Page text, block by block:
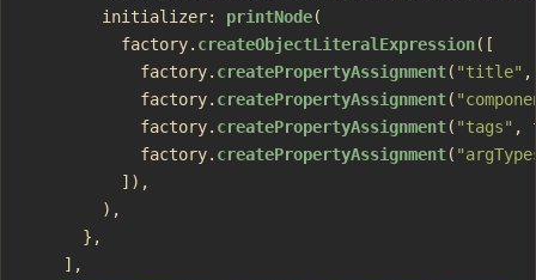
        initializer:
printNode(
          factory.
createObjectLiteralExpression([
            factory.
createPropertyAssignment( "title" ,
            factory.
createPropertyAssignment(
            factory.
createPropertyAssignment( "tags" ,
            factory.
createPropertyAssignment(
          ]),
        ),
      },
    ],